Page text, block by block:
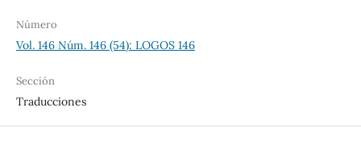
Número
Vol. 146 Núm. 146 (54): LOGOS 146
Sección
Traducciones